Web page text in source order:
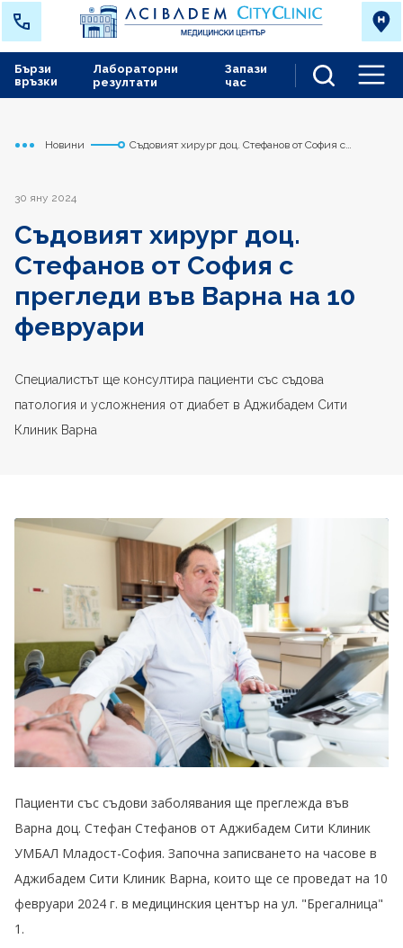
Лабораторни
резултати
Запази
час
Бързи
връзки
Начало
Варна
Новини
Съдовият хирург доц. Стефанов от София с
30 яну 2024
Съдовият хирург доц.
Стефанов от София с
прегледи във Варна на 10
февруари
Специалистът ще консултира пациенти със съдова
патология и усложнения от диабет в Аджибадем Сити
Клиник Варна
Пациенти със съдови заболявания ще преглежда във
Варна доц. Стефан Стефанов от Аджибадем Сити Клиник
УМБАЛ Младост-София. Започна записването на часове в
Аджибадем Сити Клиник Варна, които ще се проведат на 10
февруари 2024 г. в медицинския център на ул. "Брегалница"
1.